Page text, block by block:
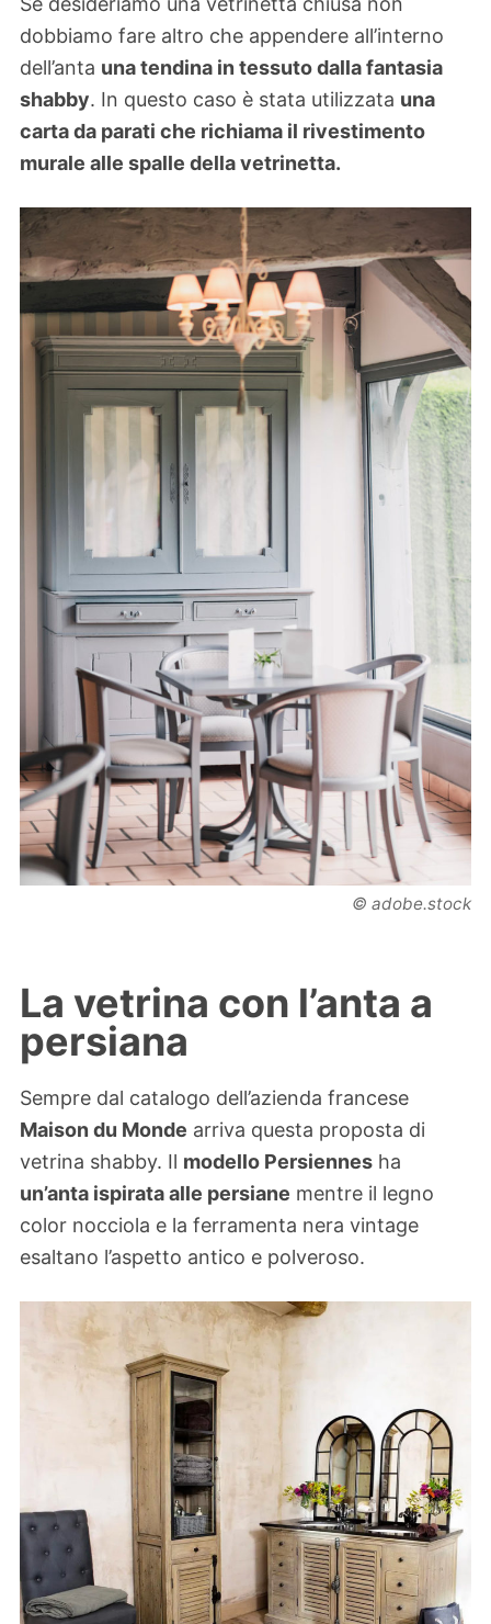
dobbiamo fare altro che appendere all’interno
dell’anta una tendina in tessuto dalla fantasia
shabby. In questo caso è stata utilizzata una
carta da parati che richiama il rivestimento
murale alle spalle della vetrinetta.
© adobe.stock
La vetrina con l’anta a
persiana
Sempre dal catalogo dell’azienda francese
Maison du Monde arriva questa proposta di
vetrina shabby. Il modello Persiennes ha
un’anta ispirata alle persiane mentre il legno
color nocciola e la ferramenta nera vintage
esaltano l’aspetto antico e polveroso.